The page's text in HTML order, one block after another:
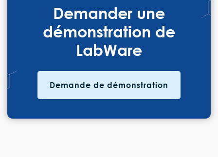
Demander une
démonstration de
LabWare
Demande de démonstration